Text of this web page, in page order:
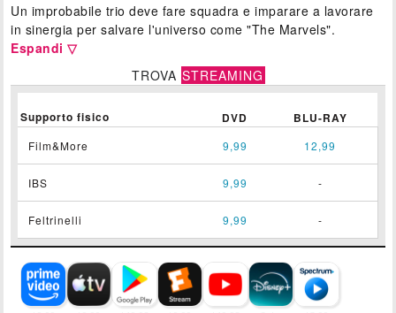
Un improbabile trio deve fare squadra e imparare a lavorare
in sinergia per salvare l'universo come "The Marvels".
Espandi ▽
TROVA STREAMING
Supporto fisico DVD BLU-RAY
Film&More 9,99 12,99
IBS 9,99 -
Feltrinelli 9,99 -